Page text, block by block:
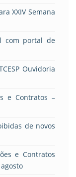
XXIV Semana
com portal de
Ouvidoria
e Contratos –
de novos
e Contratos